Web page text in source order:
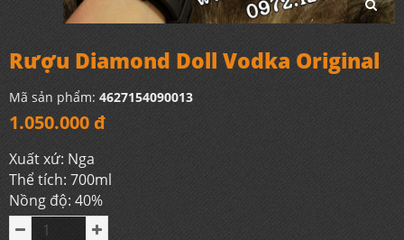
Rượu Diamond Doll Vodka Original
Mã sản phẩm: 4627154090013
1.050.000 đ
Xuất xứ: Nga
Thể tích: 700ml
Nồng độ: 40%